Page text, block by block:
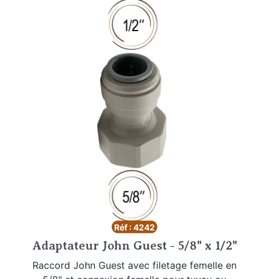
Réf : 4242
Adaptateur John Guest - 5/8" x 1/2"
Raccord John Guest avec filetage femelle en